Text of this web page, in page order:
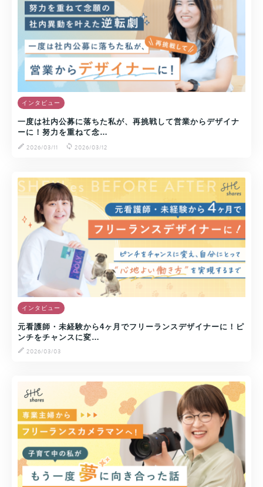
インタビュー
一度は社内公募に落ちた私が、再挑戦して営業からデザイナ
ーに！努力を重ねて念…
2026/03/11
2026/03/12
インタビュー
元看護師・未経験から4ヶ月でフリーランスデザイナーに！ピ
ンチをチャンスに変…
2026/03/03